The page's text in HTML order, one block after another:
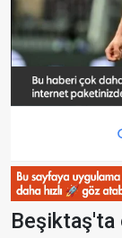
Beşiktaş'ta